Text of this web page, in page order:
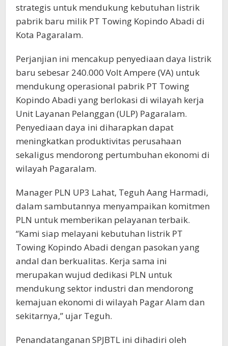
strategis untuk mendukung kebutuhan listrik
pabrik baru milik PT Towing Kopindo Abadi di
Kota Pagaralam.
Perjanjian ini mencakup penyediaan daya listrik
baru sebesar 240.000 Volt Ampere (VA) untuk
mendukung operasional pabrik PT Towing
Kopindo Abadi yang berlokasi di wilayah kerja
Unit Layanan Pelanggan (ULP) Pagaralam.
Penyediaan daya ini diharapkan dapat
meningkatkan produktivitas perusahaan
sekaligus mendorong pertumbuhan ekonomi di
wilayah Pagaralam.
Manager PLN UP3 Lahat, Teguh Aang Harmadi,
dalam sambutannya menyampaikan komitmen
PLN untuk memberikan pelayanan terbaik.
“Kami siap melayani kebutuhan listrik PT
Towing Kopindo Abadi dengan pasokan yang
andal dan berkualitas. Kerja sama ini
merupakan wujud dedikasi PLN untuk
mendukung sektor industri dan mendorong
kemajuan ekonomi di wilayah Pagar Alam dan
sekitarnya,” ujar Teguh.
Penandatanganan SPJBTL ini dihadiri oleh